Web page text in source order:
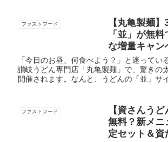
ファストフード
【丸亀製麺
「並」が無
な増量キャン
説！
「今日のお昼、何食べよう？」と迷ってい
讃岐うどん専門店「丸亀製麺」で、驚きの
開催されます。なんと、うどんの「並」サ
ファストフード
【資さんう
無料？新メニ
定セット＆資